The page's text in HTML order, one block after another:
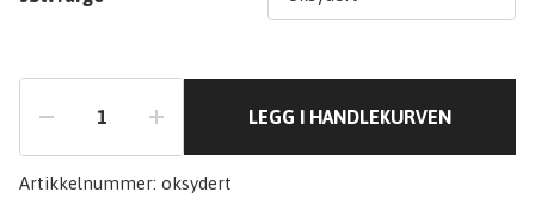
LEGG I HANDLEKURVEN
Artikkelnummer: oksydert